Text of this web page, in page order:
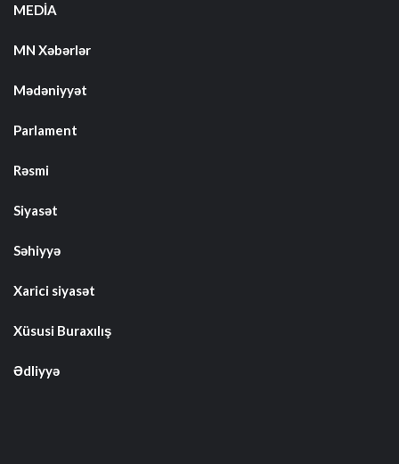
MEDİA
MN Xəbərlər
Mədəniyyət
Parlament
Rəsmi
Siyasət
Səhiyyə
Xarici siyasət
Xüsusi Buraxılış
Ədliyyə